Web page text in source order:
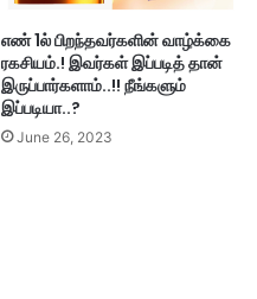
எண் 1ல் பிறந்தவர்களின் வாழ்க்கை
ரகசியம்.! இவர்கள் இப்படித் தான்
இருப்பார்களாம்..!! நீங்களும்
இப்படியா..?
June 26, 2023